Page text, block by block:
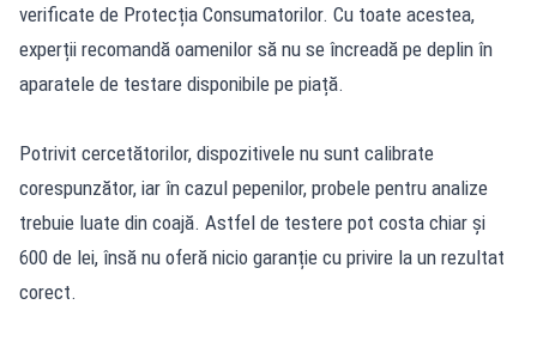
verificate de Protecția Consumatorilor. Cu toate acestea,
experții recomandă oamenilor să nu se încreadă pe deplin în
aparatele de testare disponibile pe piață.
Potrivit cercetătorilor, dispozitivele nu sunt calibrate
corespunzător, iar în cazul pepenilor, probele pentru analize
trebuie luate din coajă. Astfel de testere pot costa chiar și
600 de lei, însă nu oferă nicio garanție cu privire la un rezultat
corect.